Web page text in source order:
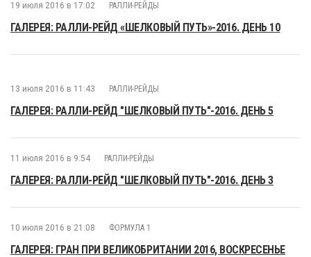
19 июля 2016 в 17:02 РАЛЛИ-РЕЙДЫ
ГАЛЕРЕЯ: РАЛЛИ-РЕЙД «ШЕЛКОВЫЙ ПУТЬ»-2016. ДЕНЬ 10
13 июля 2016 в 11:43 РАЛЛИ-РЕЙДЫ
ГАЛЕРЕЯ: РАЛЛИ-РЕЙД "ШЕЛКОВЫЙ ПУТЬ"-2016. ДЕНЬ 5
11 июля 2016 в 9:54 РАЛЛИ-РЕЙДЫ
ГАЛЕРЕЯ: РАЛЛИ-РЕЙД "ШЕЛКОВЫЙ ПУТЬ"-2016. ДЕНЬ 3
10 июля 2016 в 21:08 ФОРМУЛА 1
ГАЛЕРЕЯ: ГРАН ПРИ ВЕЛИКОБРИТАНИИ 2016, ВОСКРЕСЕНЬЕ